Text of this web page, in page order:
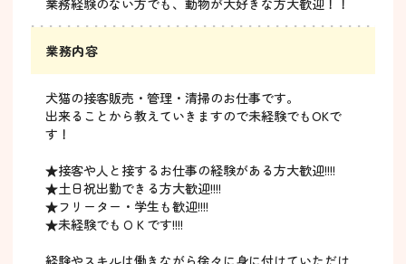
業務経験のない方でも、動物が大好きな方大歓迎！！
業務内容
犬猫の接客販売・管理・清掃のお仕事です。
出来ることから教えていきますので未経験でもOKで
す！
★接客や人と接するお仕事の経験がある方大歓迎!!!!
★土日祝出勤できる方大歓迎!!!!
★フリーター・学生も歓迎!!!!
★未経験でもＯＫです!!!!